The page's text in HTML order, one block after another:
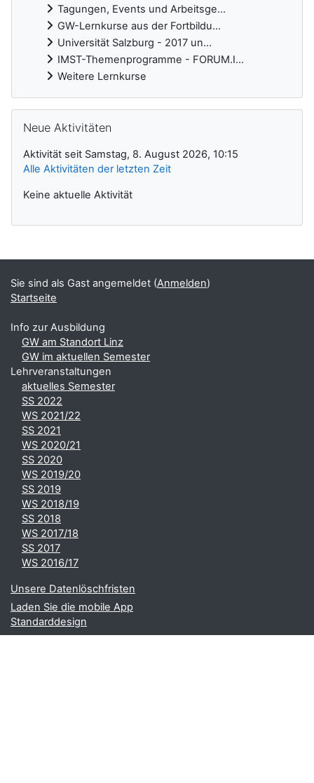
Tagungen, Events und Arbeitsge...
GW-Lernkurse aus der Fortbildu...
Universität Salzburg - 2017 un...
IMST-Themenprogramme - FORUM.I...
Weitere Lernkurse
Neue Aktivitäten
Aktivität seit Samstag, 8. August 2026, 10:15
Alle Aktivitäten der letzten Zeit
Keine aktuelle Aktivität
Ergänzungsblöcke
Sie sind als Gast angemeldet (Anmelden)
Startseite
Info zur Ausbildung
GW am Standort Linz
GW im aktuellen Semester
Lehrveranstaltungen
aktuelles Semester
SS 2022
WS 2021/22
SS 2021
WS 2020/21
SS 2020
WS 2019/20
SS 2019
WS 2018/19
SS 2018
WS 2017/18
SS 2017
WS 2016/17
Unsere Datenlöschfristen
Laden Sie die mobile App
Standarddesign